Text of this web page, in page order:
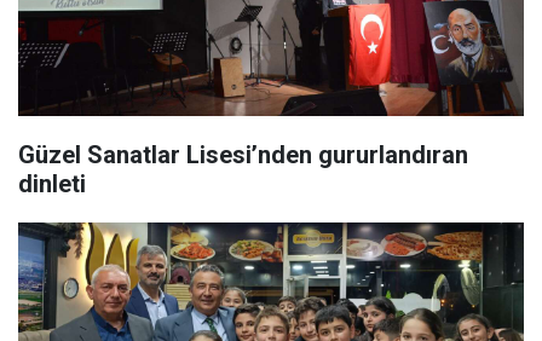
Güzel Sanatlar Lisesi’nden gururlandıran
dinleti